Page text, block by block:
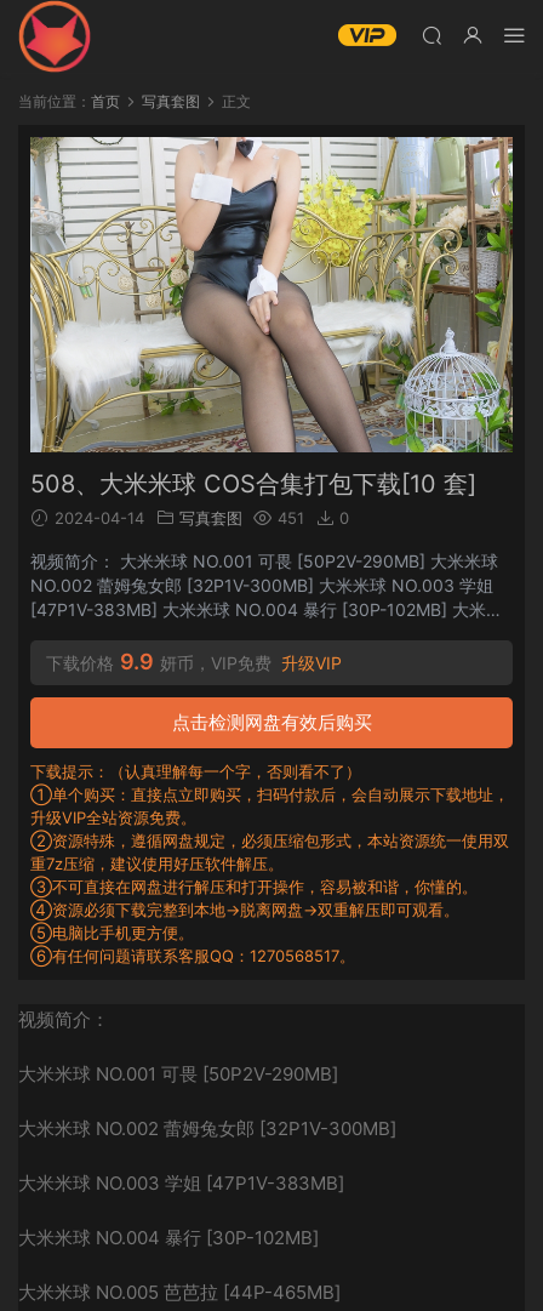
当前位置： 首页 写真套图 正文
508、大米米球 COS合集打包下载[10 套]
2024-04-14 写真套图 451 0
视频简介： 大米米球 NO.001 可畏 [50P2V-290MB] 大米米球
NO.002 蕾姆兔女郎 [32P1V-300MB] 大米米球 NO.003 学姐
[47P1V-383MB] 大米米球 NO.004 暴行 [30P-102MB] 大米米
[35P1V-322MB] 大...
下载价格 9.9 妍币，VIP免费 升级VIP
点击检测网盘有效后购买
下载提示：（认真理解每一个字，否则看不了）
①单个购买：直接点立即购买，扫码付款后，会自动展示下载地址，
升级VIP全站资源免费。
②资源特殊，遵循网盘规定，必须压缩包形式，本站资源统一使用双
重7z压缩，建议使用好压软件解压。
③不可直接在网盘进行解压和打开操作，容易被和谐，你懂的。
④资源必须下载完整到本地→脱离网盘→双重解压即可观看。
⑤电脑比手机更方便。
⑥有任何问题请联系客服QQ：1270568517。
视频简介：
大米米球 NO.001 可畏 [50P2V-290MB]
大米米球 NO.002 蕾姆兔女郎 [32P1V-300MB]
大米米球 NO.003 学姐 [47P1V-383MB]
大米米球 NO.004 暴行 [30P-102MB]
大米米球 NO.005 芭芭拉 [44P-465MB]